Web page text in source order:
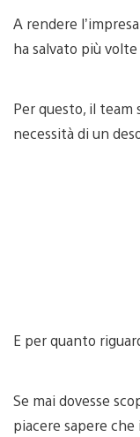
A rendere
ha salvato più
Per questo, il
necessità di un
E per quanto
Se mai dovesse
piacere sapere